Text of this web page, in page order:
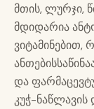
მთის, ლურჯი,
მდიდარია
ვიტამინებით,
და
კუჭ-ნაწლავის